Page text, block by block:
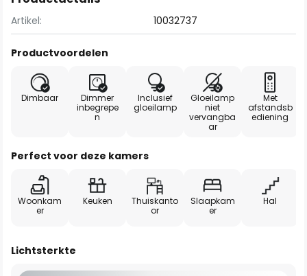
Artikel: 10032737
Productvoordelen
Dimbaar
Dimmer
inbegrepe
n
Inclusief
gloeilamp
Gloeilamp
niet
vervangba
ar
Met
afstandsb
ediening
Perfect voor deze kamers
Woonkam
er
Keuken
Thuiskanto
or
Slaapkam
er
Hal
Lichtsterkte